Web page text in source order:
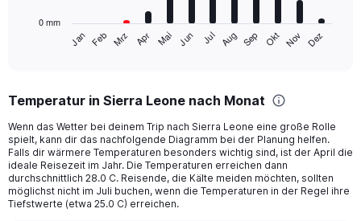
Range:
categories.
The
chart
has
1
Y
Jan Feb Mrz Apr Mai Jun Jul Aug Sep Okt Nov Dez
0 mm
Temperatur in Sierra Leone nach Monat
Wenn das Wetter bei deinem Trip nach Sierra Leone eine große Rolle
spielt, kann dir das nachfolgende Diagramm bei der Planung helfen.
Falls dir wärmere Temperaturen besonders wichtig sind, ist der April die
ideale Reisezeit im Jahr. Die Temperaturen erreichen dann
durchschnittlich 28.0 C. Reisende, die Kälte meiden möchten, sollten
möglichst nicht im Juli buchen, wenn die Temperaturen in der Regel ihre
Tiefstwerte (etwa 25.0 C) erreichen.